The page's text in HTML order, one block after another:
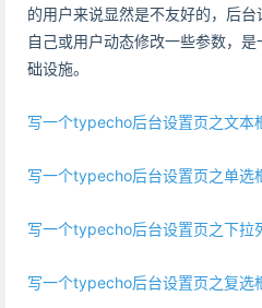
的用户来说显然是不友好的，后
自己或用户动态修改一些参数，
础设施。
写一个typecho后台设置页之文本
写一个typecho后台设置页之单选
写一个typecho后台设置页之下拉
写一个typecho后台设置页之复选